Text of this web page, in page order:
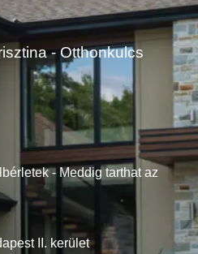
- Otthonkulcs
- Meddig tarthat az
II. kerület